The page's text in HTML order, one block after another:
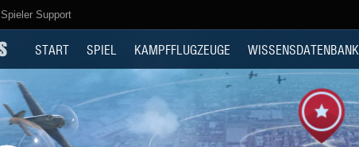
Spieler Support
START SPIEL KAMPFFLUGZEUGE WISSENSDATENBANK